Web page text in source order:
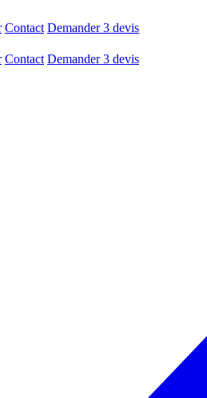
Contact Demander 3 devis
Contact Demander 3 devis